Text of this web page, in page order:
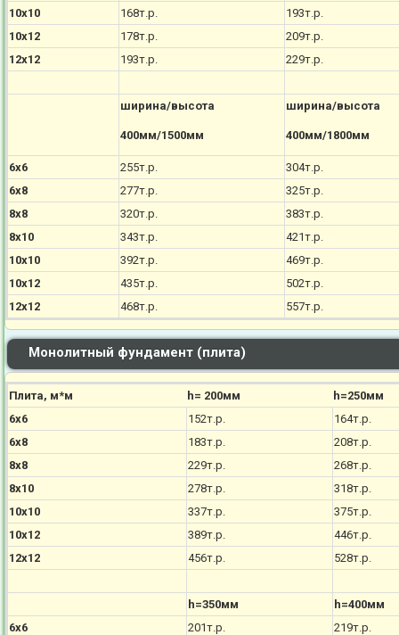
10х10 168т.р.
193т.р.
10х12
178т.р.
209т.р.
12х12
193т.р. 229т.р.
ширина/высота
400мм/1500мм
ширина/высота
400мм/1800мм
6х6 255т.р.
304т.р.
6х8
277т.р.
325т.р.
8х8
320т.р.
383т.р.
8х10
343т.р.
421т.р.
10х10
392т.р.
469т.р.
10х12
435т.р.
502т.р.
12х12
468т.р. 557т.р.
Монолитный фундамент (плита)
Плита, м*м h= 200мм
h=250мм
6х6
152т.р.
164т.р.
6х8
183т.р.
208т.р.
8х8
229т.р.
268т.р.
8х10
278т.р.
318т.р.
10х10
337т.р.
375т.р.
10х12
389т.р.
446т.р.
12х12
456т.р. 528т.р.
h=350мм
h=400мм
6х6
201т.р.
219т.р.